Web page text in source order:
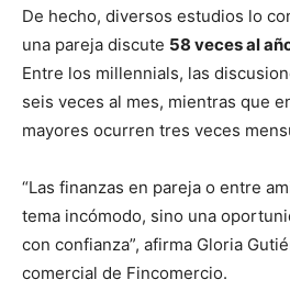
De hecho, diversos estudios lo
una pareja discute 58 veces al
Entre los millennials, las
seis veces al mes, mientras que
mayores ocurren tres veces
“Las finanzas en pareja o entre
tema incómodo, sino una
con confianza”, afirma Gloria
comercial de Fincomercio.